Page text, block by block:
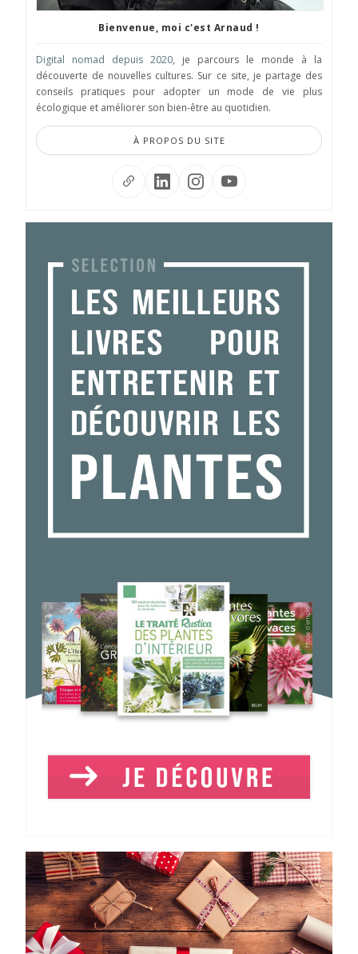
Bienvenue, moi c'est Arnaud !
Digital nomad depuis 2020, je parcours le monde à la
découverte de nouvelles cultures. Sur ce site, je partage des
conseils pratiques pour adopter un mode de vie plus
écologique et améliorer son bien-être au quotidien.
À PROPOS DU SITE